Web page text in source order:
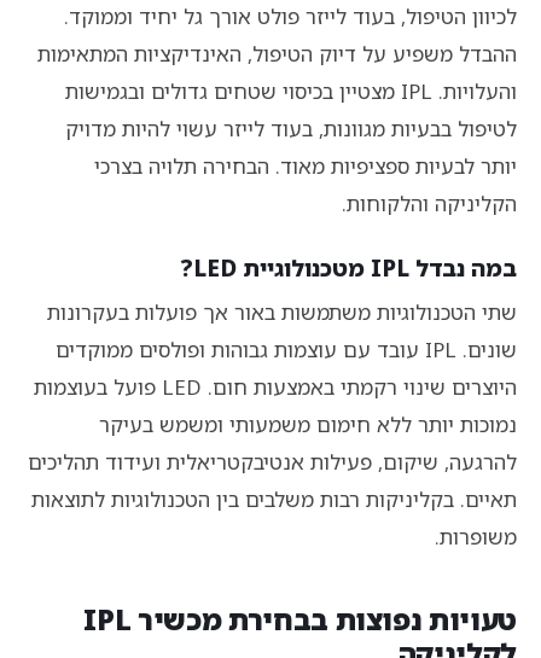
לכיוון הטיפול, בעוד לייזר פולט אורך גל יחיד וממוקד.
ההבדל משפיע על דיוק הטיפול, האינדיקציות המתאימות
והעלויות. IPL מצטיין בכיסוי שטחים גדולים ובגמישות
לטיפול בבעיות מגוונות, בעוד לייזר עשוי להיות מדויק
יותר לבעיות ספציפיות מאוד. הבחירה תלויה בצרכי
הקליניקה והלקוחות.
במה נבדל IPL מטכנולוגיית LED?
שתי הטכנולוגיות משתמשות באור אך פועלות בעקרונות
שונים. IPL עובד עם עוצמות גבוהות ופולסים ממוקדים
היוצרים שינוי רקמתי באמצעות חום. LED פועל בעוצמות
נמוכות יותר ללא חימום משמעותי ומשמש בעיקר
להרגעה, שיקום, פעילות אנטיבקטריאלית ועידוד תהליכים
תאיים. בקליניקות רבות משלבים בין הטכנולוגיות לתוצאות
משופרות.
טעויות נפוצות בבחירת מכשיר IPL